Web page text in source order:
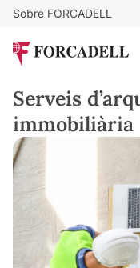
Sobre FORCADELL
Serveis
immobiliària